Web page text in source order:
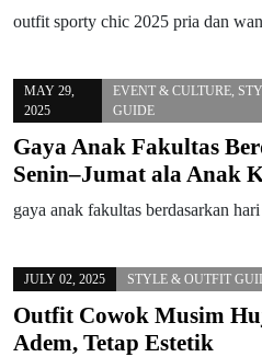
outfit sporty chic 2025 pria dan
MAY 29,
2025
EVENT & CULTURE
GUIDE
Gaya Anak Fakultas
Senin–Jumat ala Anak
gaya anak fakultas berdasarkan hari
JULY 02, 2025 STYLE & OUTFIT
Outfit Cowok Musim
Adem, Tetap Estetik